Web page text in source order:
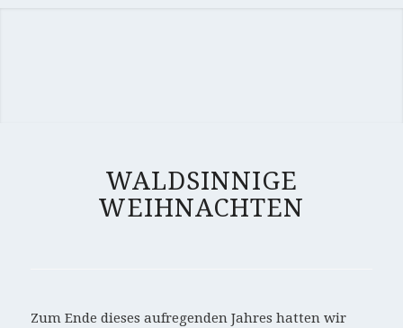
WALDSINNIGE
WEIHNACHTEN
Zum Ende dieses aufregenden Jahres hatten wir